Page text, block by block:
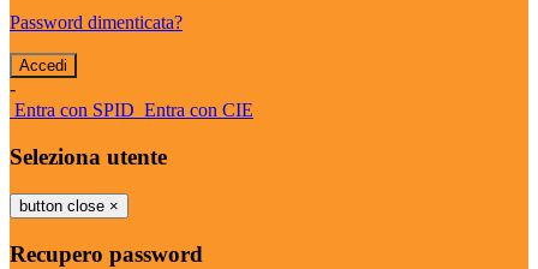
Password dimenticata?
-
Entra con SPID Entra con CIE
Seleziona utente
button close ×
Recupero password